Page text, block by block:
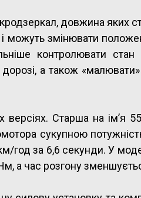
довжина яких
змінювати
контролювати стан
а також «малювати»
Старша на ім’я
сукупною
за 6,6 секунди. У
а час розгону